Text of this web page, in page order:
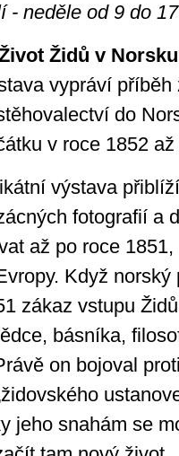
- neděle od9 do 17
Židů v Norsku
vypráví příběh
do
v roce 1852
výstava
fotografií a
až po roce
Když norský
zákaz vstupu
básníka,
on bojoval
jeho snahám se